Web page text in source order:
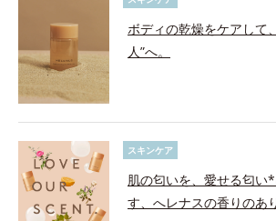
ボディの乾燥をケアして
人”へ。
スキンケア
肌の匂いを、愛せる匂い
す、へレナスの香りのあ